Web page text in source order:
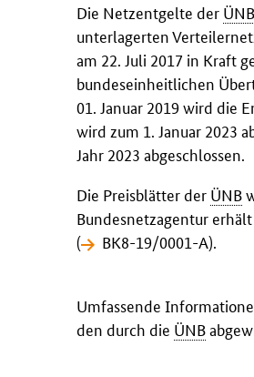
Die Netzentgelte der ÜNB
unterlagerten
am 22. Juli 2017 in Kraft
bundeseinheitlichen
01. Januar 2019 wird die
wird zum 1. Januar 2023
Jahr 2023 abgeschlossen.
Die Preisblätter der ÜNB
Bundesnetzagentur
(
BK8-19/0001-A).
Umfassende
den durch die ÜNB